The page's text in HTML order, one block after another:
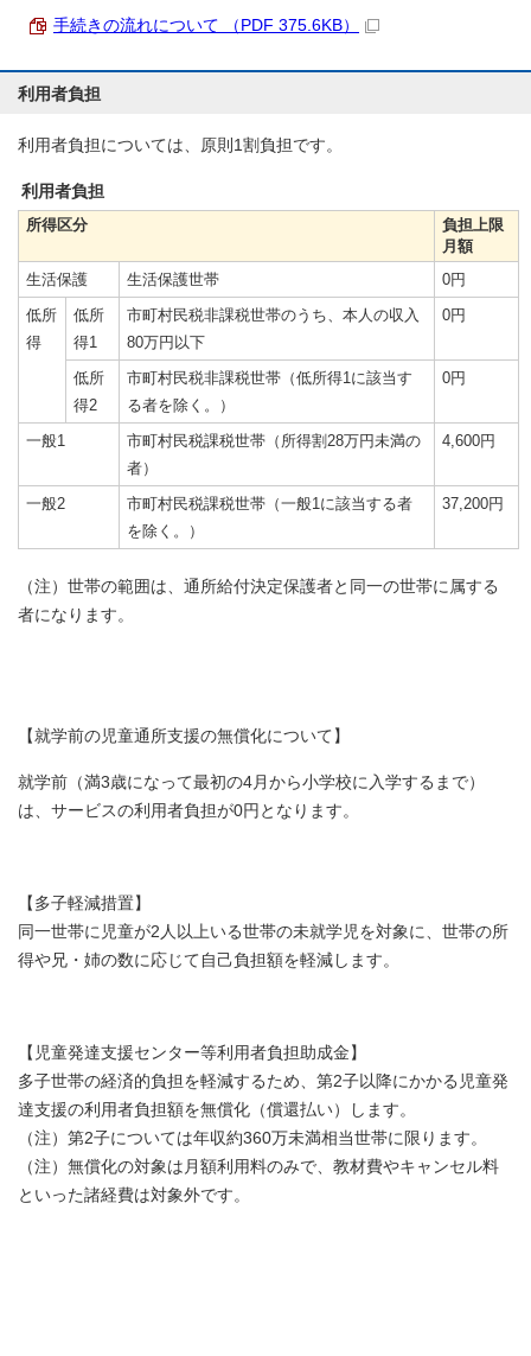
手続きの流れについて （PDF 375.6KB）
利用者負担
利用者負担については、原則1割負担です。
利用者負担
所得区分
負担上限
月額
生活保護
生活保護世帯
0円
低所
得
低所
得1
市町村民税非課税世帯のうち、本人の収入
80万円以下
0円
低所
得2
市町村民税非課税世帯（低所得1に該当す
る者を除く。）
0円
一般1
市町村民税課税世帯（所得割28万円未満の
者）
4,600円
一般2
市町村民税課税世帯（一般1に該当する者
を除く。）
37,200円
（注）世帯の範囲は、通所給付決定保護者と同一の世帯に属する
者になります。
【就学前の児童通所支援の無償化について】
就学前（満3歳になって最初の4月から小学校に入学するまで）
は、サービスの利用者負担が0円となります。
【多子軽減措置】
同一世帯に児童が2人以上いる世帯の未就学児を対象に、世帯の所
得や兄・姉の数に応じて自己負担額を軽減します。
【児童発達支援センター等利用者負担助成金】
多子世帯の経済的負担を軽減するため、第2子以降にかかる児童発
達支援の利用者負担額を無償化（償還払い）します。
（注）第2子については年収約360万未満相当世帯に限ります。
（注）無償化の対象は月額利用料のみで、教材費やキャンセル料
といった諸経費は対象外です。